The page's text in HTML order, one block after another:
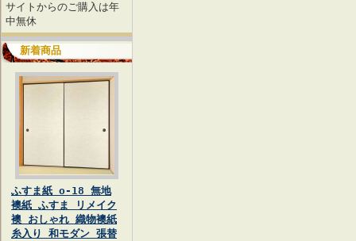
サイトからのご購入は年
中無休
新着商品
ふすま紙 o-18 無地
襖紙 ふすま リメイク
襖 おしゃれ 織物襖紙
糸入り 和モダン 張替